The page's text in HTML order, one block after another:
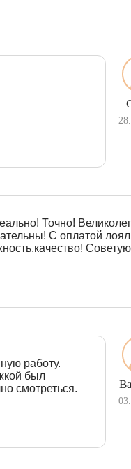
Точно!
С оплатой
работу.
был
смотреться.